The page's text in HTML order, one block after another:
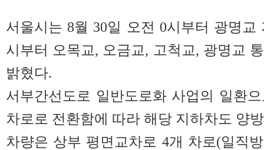
서울시는 8월 30일 오전 0시부터 광명교
시부터 오목교, 오금교, 고척교, 광명교
밝혔다.
서부간선도로 일반도로화 사업의 일환
차로로 전환함에 따라 해당 지하차도 양
차량은 상부 평면교차로 4개 차로(일직